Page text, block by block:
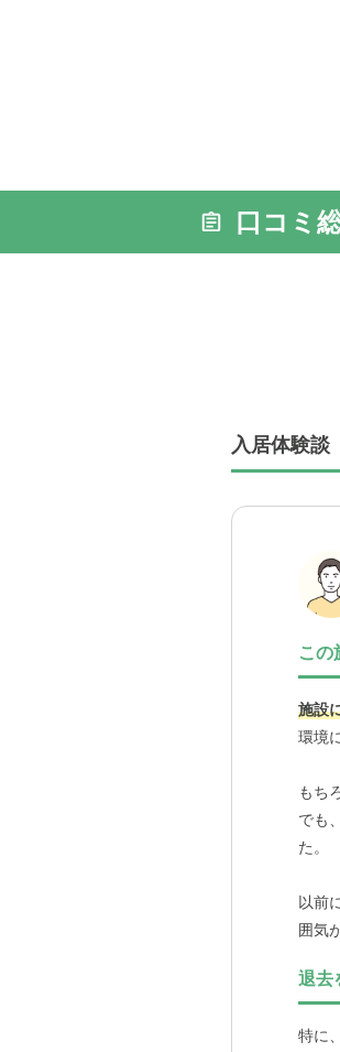
口コミ
入居体験談
この
施設
環境
もち
でも
た。
以前
囲気
は、
退去
特に